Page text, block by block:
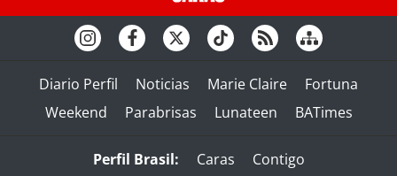
Diario Perfil Noticias Marie Claire
Fortuna
Weekend
Parabrisas Lunateen BATimes
Perfil Brasil: Caras
Contigo